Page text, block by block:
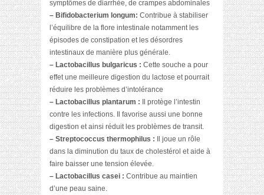
symptômes de diarrhée, de crampes abdominales
– Bifidobacterium longum: Contribue à stabiliser
l’équilibre de la flore intestinale notamment les
épisodes de constipation et les désordres
intestinaux de manière plus générale.
– Lactobacillus bulgaricus : Cette souche a pour
effet une meilleure digestion du lactose et pourrait
réduire les problèmes d’intolérance
– Lactobacillus plantarum :
Il protège l’intestin
contre les infections. Il favorise aussi une bonne
digestion et ainsi réduit les problèmes de transit.
– Streptococcus thermophilus :
Il joue un rôle
dans la diminution du taux de cholestérol et aide à
faire baisser une tension élevée.
– Lactobacillus casei : Contribue au maintien
d’une peau saine.